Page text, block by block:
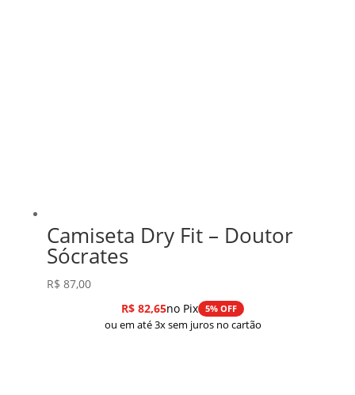
Camiseta Dry Fit – Doutor
Sócrates
R$ 87,00
R$ 82,65no Pix 5% OFF
ou em até 3x sem juros no cartão